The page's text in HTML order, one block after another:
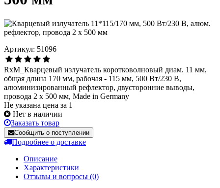
Артикул: 51096
RxM_Кварцевый излучатель коротковолновый диам. 11 мм,
общая длина 170 мм, рабочая - 115 мм, 500 Вт/230 В,
алюминизированный рефлектор, двусторонние выводы,
провода 2 х 500 мм, Made in Germany
Не указана цена за 1
Нет в наличии
Заказать товар
Сообщить о поступлении
Подробнее о доставке
Описание
Характеристики
Отзывы и вопросы (0)